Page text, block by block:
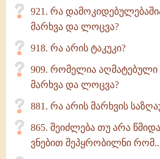
921. რა
მარხვა და ლოცვა?
918. რა არის ტაკუკი?
909. რომელია
მარხვა და ლოცვა?
881. რა არის მარხვის
865. შეიძლება თუ არა
ვნებით შეპყრობილნი